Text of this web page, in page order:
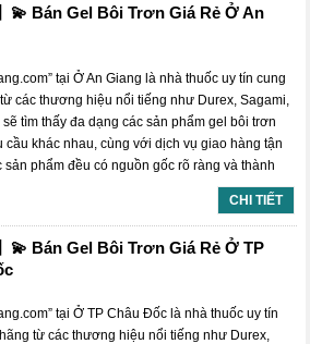
💫 Bán Gel Bôi Trơn Giá Rẻ Ở An
tại Ở An Giang là nhà thuốc uy tín cung
các thương hiệu nổi tiếng như Durex, Sagami,
tìm thấy đa dạng các sản phẩm gel bôi trơn
khác nhau, cùng với dịch vụ giao hàng tận
phẩm đều có nguồn gốc rõ ràng và thành
CHI TIẾT
💫 Bán Gel Bôi Trơn Giá Rẻ Ở TP
tại Ở TP Châu Đốc là nhà thuốc uy tín
từ các thương hiệu nổi tiếng như Durex,